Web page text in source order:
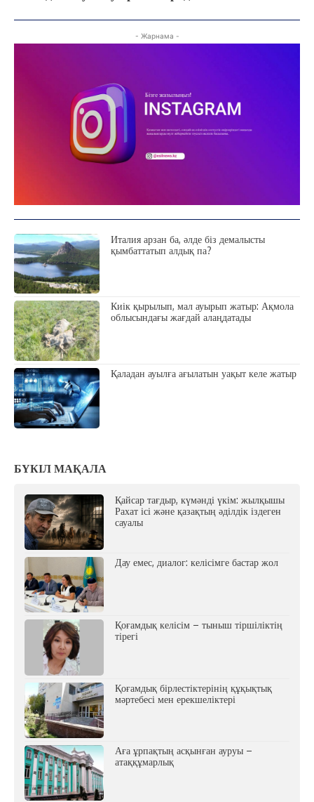
- Жарнама -
Италия арзан ба, әлде біз демалысты
қымбаттатып алдық па?
Киік қырылып, мал ауырып жатыр: Ақмола
облысындағы жағдай алаңдатады
Қаладан ауылға ағылатын уақыт келе жатыр
БҮКІЛ МАҚАЛА
Қайсар тағдыр, күмәнді үкім: жылқышы
Рахат ісі және қазақтың әділдік іздеген
сауалы
Дау емес, диалог: келісімге бастар жол
Қоғамдық келісім – тыныш тіршіліктің
тірегі
Қоғамдық бірлестіктерінің құқықтық
мәртебесі мен ерекшеліктері
Аға ұрпақтың асқынған ауруы –
атаққұмарлық